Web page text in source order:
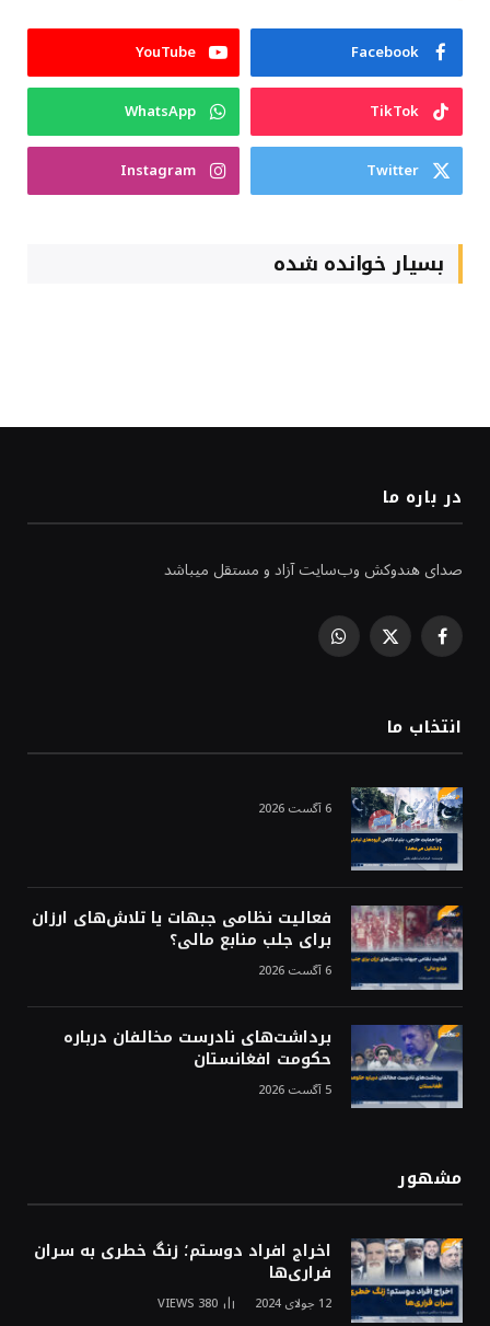
Facebook
YouTube
TikTok
WhatsApp
Twitter
Instagram
بسیار خوانده شده
در باره ما
صدای هندوکش وب‌سایت آزاد و مستقل میباشد
Facebook
X
WhatsApp
انتخاب ما
6 آگست 2026
فعالیت نظامی جبهات یا تلاش‌های ارزان
برای جلب منابع مالی؟
6 آگست 2026
برداشت‌های نادرست مخالفان درباره
حکومت افغانستان
5 آگست 2026
مشهور
اخراج افراد دوستم؛ زنگ خطری به سران
فراری‌ها
12 جولای 2024 380
VIEWS